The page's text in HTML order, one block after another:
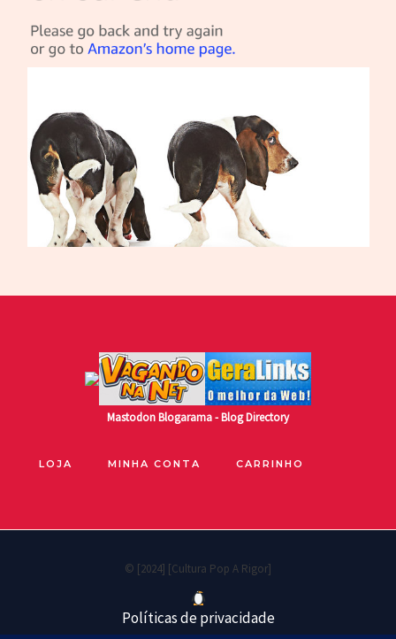
MastodonBlogarama - Blog Directory
LOJA MINHA CONTA CARRINHO
© [2024] [Cultura Pop A Rigor]
Políticas de privacidade